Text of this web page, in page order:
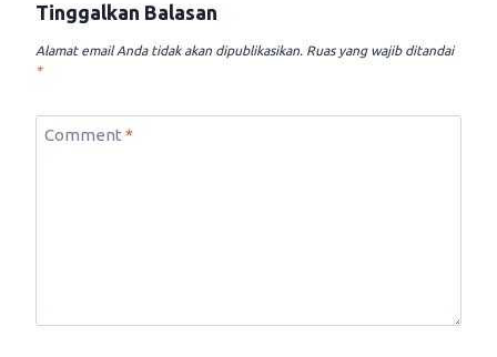
Tinggalkan Balasan
Alamat email Anda tidak akan dipublikasikan. Ruas yang wajib ditandai
*
Comment*